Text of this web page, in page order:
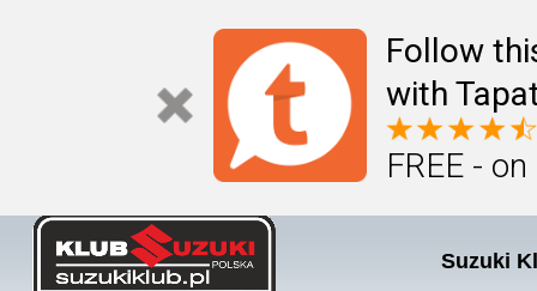
Follow
with
FREE -
Suzuki